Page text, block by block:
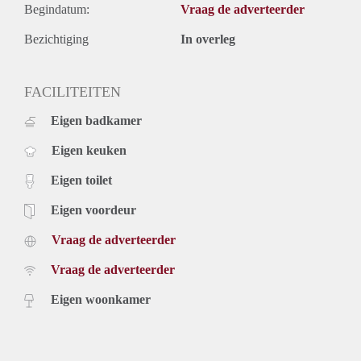
Begindatum: Vraag de adverteerder
Bezichtiging In overleg
FACILITEITEN
Eigen badkamer
Eigen keuken
Eigen toilet
Eigen voordeur
Vraag de adverteerder
Vraag de adverteerder
Eigen woonkamer